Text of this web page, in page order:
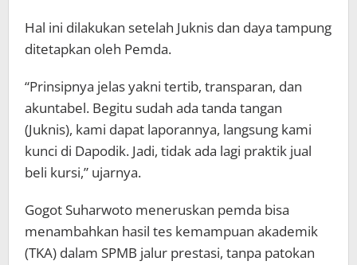
Hal ini dilakukan setelah Juknis dan daya tampung
ditetapkan oleh Pemda.
“Prinsipnya jelas yakni tertib, transparan, dan
akuntabel. Begitu sudah ada tanda tangan
(Juknis), kami dapat laporannya, langsung kami
kunci di Dapodik. Jadi, tidak ada lagi praktik jual
beli kursi,” ujarnya.
Gogot Suharwoto meneruskan pemda bisa
menambahkan hasil tes kemampuan akademik
(TKA) dalam SPMB jalur prestasi, tanpa patokan